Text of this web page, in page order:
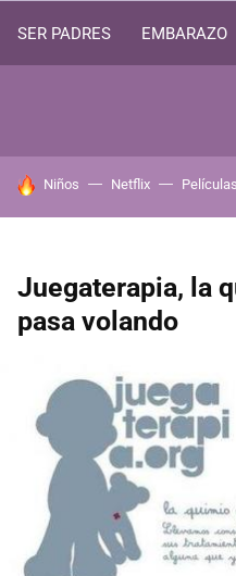
SER PADRES EMBARAZO
HOY SE HABLA DE
Niños Netflix Películas
Juegaterapia, la
pasa volando